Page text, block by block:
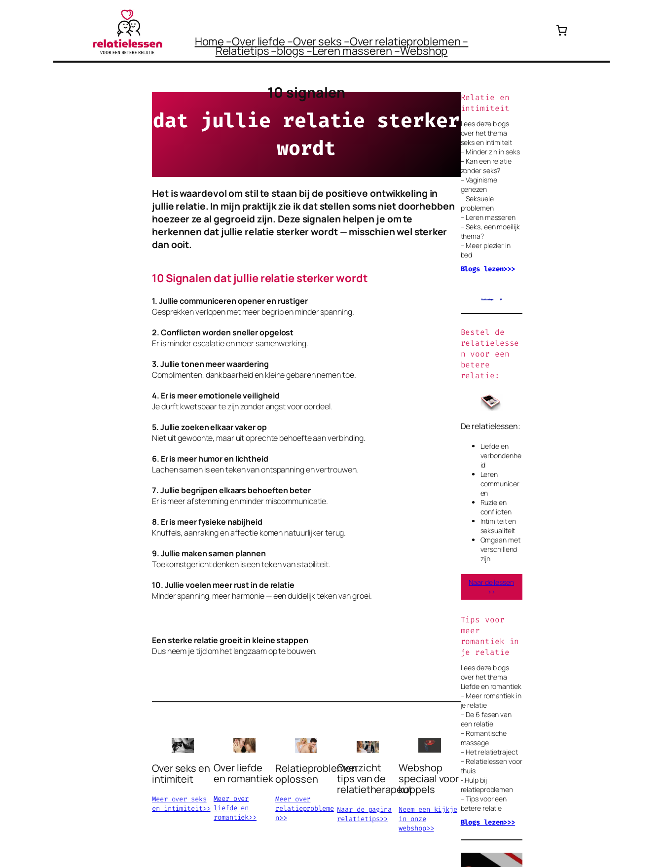
Home –Over liefde –Over seks –Over relatieproblemen –
Relatietips –blogs –Leren masseren –Webshop
10 signalen
dat jullie relatie sterker
wordt
Het is waardevol om stil te staan bij de positieve ontwikkeling in
jullie relatie. In mijn praktijk zie ik dat stellen soms niet doorhebben
hoezeer ze al gegroeid zijn. Deze signalen helpen je om te
herkennen dat jullie relatie sterker wordt — misschien wel sterker
dan ooit.
10 Signalen dat jullie relatie sterker wordt
1. Jullie communiceren opener en rustiger
Gesprekken verlopen met meer begrip en minder spanning.
2. Conflicten worden sneller opgelost
Er is minder escalatie en meer samenwerking.
3. Jullie tonen meer waardering
Complimenten, dankbaarheid en kleine gebaren nemen toe.
4. Er is meer emotionele veiligheid
Je durft kwetsbaar te zijn zonder angst voor oordeel.
5. Jullie zoeken elkaar vaker op
Niet uit gewoonte, maar uit oprechte behoefte aan verbinding.
6. Er is meer humor en lichtheid
Lachen samen is een teken van ontspanning en vertrouwen.
7. Jullie begrijpen elkaars behoeften beter
Er is meer afstemming en minder miscommunicatie.
8. Er is meer fysieke nabijheid
Knuffels, aanraking en affectie komen natuurlijker terug.
9. Jullie maken samen plannen
Toekomstgericht denken is een teken van stabiliteit.
10. Jullie voelen meer rust in de relatie
Minder spanning, meer harmonie — een duidelijk teken van groei.
Een sterke relatie groeit in kleine stappen
Dus neem je tijd om het langzaam op te bouwen.
Over seks en
intimiteit
Meer over seks
en intimiteit>>
Over liefde
en romantiek
Meer over
liefde en
romantiek>>
Relatieproblemen
oplossen
Meer over
relatieprobleme
n>>
Overzicht
tips van de
relatietherapeut
Naar de pagina
relatietips>>
Webshop
speciaal voor
koppels
Neem een kijkje
in onze
webshop>>
Relatie en
intimiteit
Lees deze blogs
over het thema
seks en intimiteit
– Minder zin in seks
– Kan een relatie
zonder seks?
– Vaginisme
genezen
– Seksuele
problemen
– Leren masseren
– Seks, een moeilijk
thema?
– Meer plezier in
bed
Blogs lezen>>>
Bestel de
relatielesse
n voor een
betere
relatie:
De relatielessen:
Liefde en
verbondenhe
id
Leren
communicer
en
Ruzie en
conflicten
Intimiteit en
seksualiteit
Omgaan met
verschillend
zijn
Naar de lessen
>>
Tips voor
meer
romantiek in
je relatie
Lees deze blogs
over het thema
Liefde en romantiek
– Meer romantiek in
je relatie
– De 6 fasen van
een relatie
– Romantische
massage
– Het relatietraject
– Relatielessen voor
thuis
-.Hulp bij
relatieproblemen
– Tips voor een
betere relatie
Blogs lezen>>>